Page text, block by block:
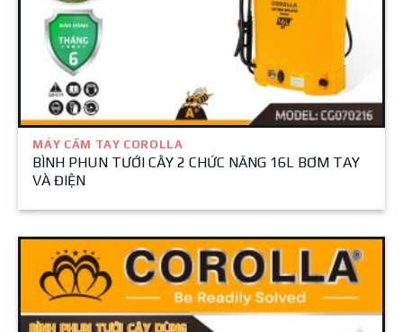
MÁY CẦM TAY COROLLA
BÌNH PHUN TƯỚI CÂY 2 CHỨC NĂNG 16L BƠM TAY
VÀ ĐIỆN